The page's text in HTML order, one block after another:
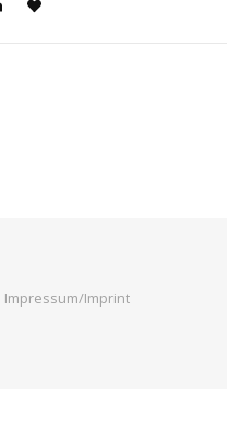
Impressum/Imprint